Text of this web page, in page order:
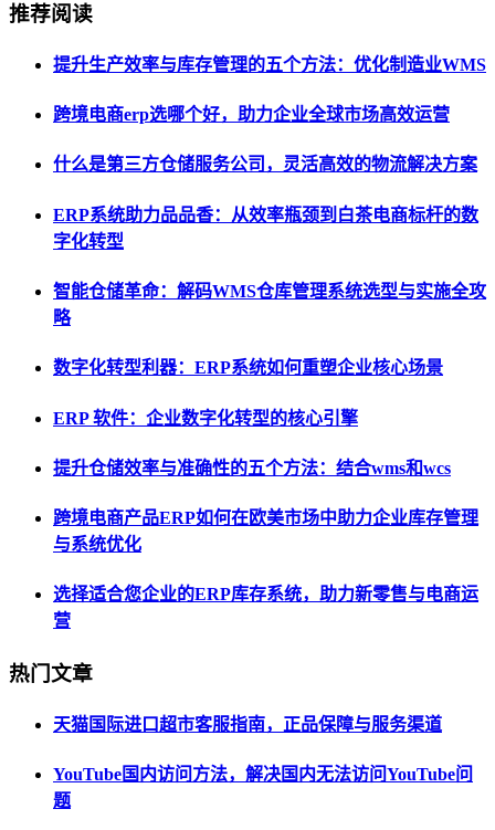
推荐阅读
提升生产效率与库存管理的五个方法：优化制造业WMS
跨境电商erp选哪个好，助力企业全球市场高效运营
什么是第三方仓储服务公司，灵活高效的物流解决方案
ERP系统助力品品香：从效率瓶颈到白茶电商标杆的数
字化转型
智能仓储革命：解码WMS仓库管理系统选型与实施全攻
略
数字化转型利器：ERP系统如何重塑企业核心场景
ERP 软件：企业数字化转型的核心引擎
提升仓储效率与准确性的五个方法：结合wms和wcs
跨境电商产品ERP如何在欧美市场中助力企业库存管理
与系统优化
选择适合您企业的ERP库存系统，助力新零售与电商运
营
热门文章
天猫国际进口超市客服指南，正品保障与服务渠道
YouTube国内访问方法，解决国内无法访问YouTube问
题